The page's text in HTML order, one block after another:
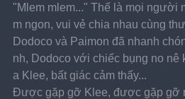
"Mlem mlem..." Thế là mọi người
m ngon, vui vẻ chia nhau cùng
Dodoco và Paimon đã nhanh
nh, Dodoco với chiếc bụng no nê
a Klee, bất giác cảm thấy...
Được gặp gỡ Klee, được gặp gỡ